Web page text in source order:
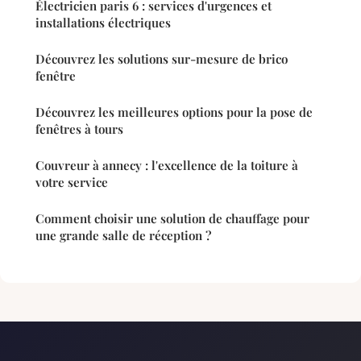
Électricien paris 6 : services d'urgences et
installations électriques
Découvrez les solutions sur-mesure de brico
fenêtre
Découvrez les meilleures options pour la pose de
fenêtres à tours
Couvreur à annecy : l'excellence de la toiture à
votre service
Comment choisir une solution de chauffage pour
une grande salle de réception ?